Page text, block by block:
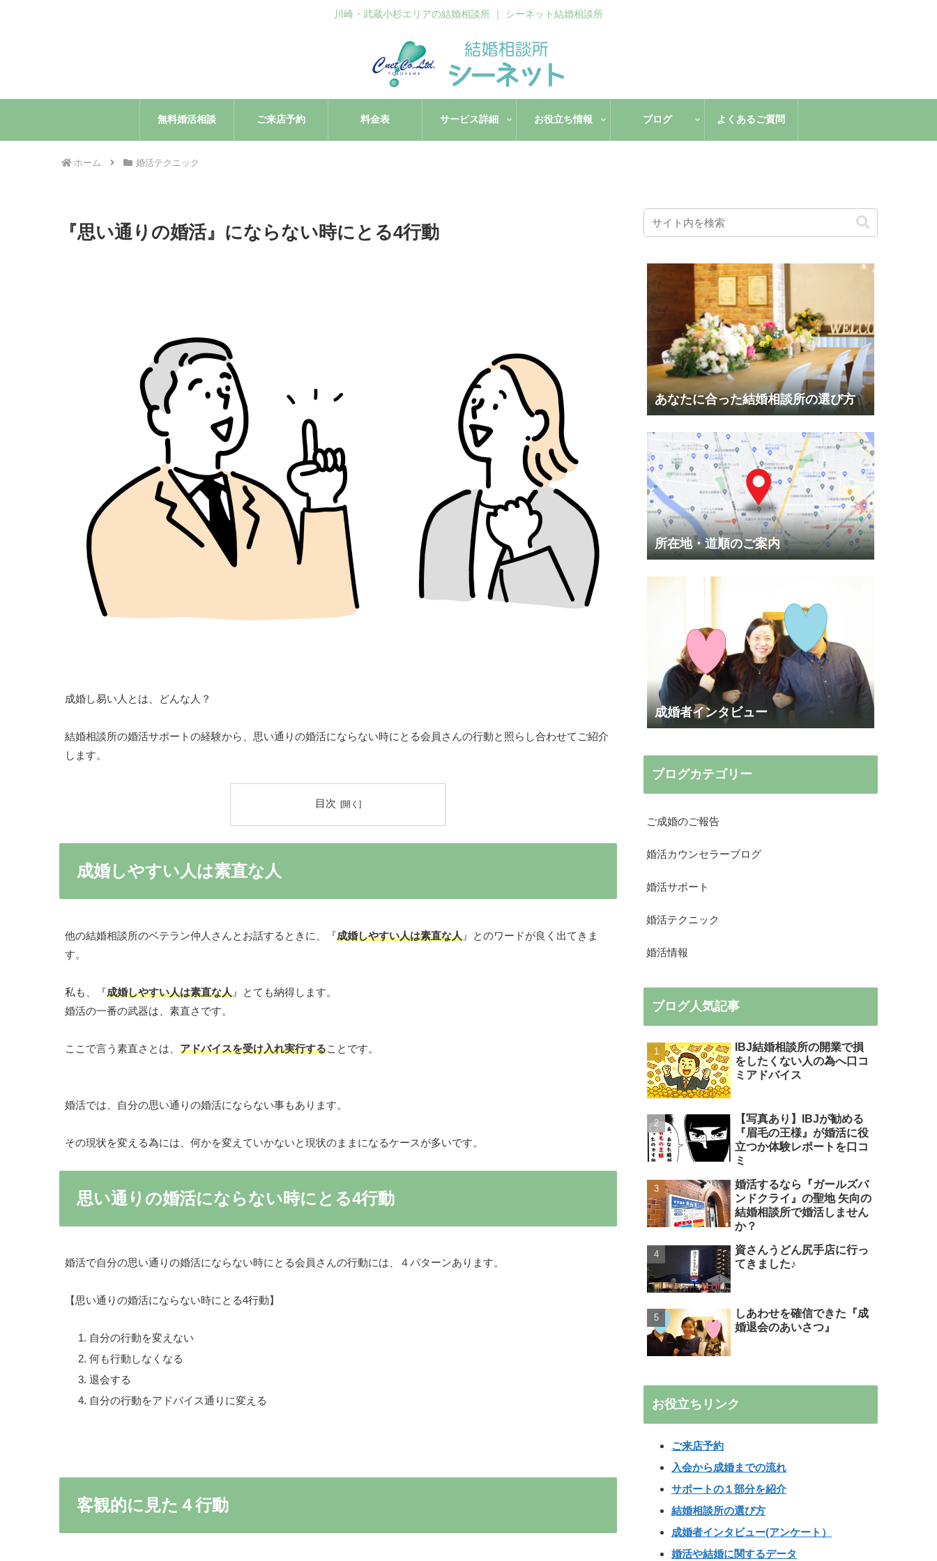
川崎・武蔵小杉エリアの結婚相談所 ｜ シーネット結婚相談所
無料婚活相談 ご来店予約 料金表 サービス詳細 お役立ち情報 ブログ よくあるご質問
ホーム 婚活テクニック
『思い通りの婚活』にならない時にとる4行動
成婚し易い人とは、どんな人？
結婚相談所の婚活サポートの経験から、思い通りの婚活にならない時にとる会員さんの行動と照らし合わせてご紹介
します。
目次
成婚しやすい人は素直な人
他の結婚相談所のベテラン仲人さんとお話するときに、『成婚しやすい人は素直な人』とのワードが良く出てきま
す。
私も、『成婚しやすい人は素直な人』とても納得します。
婚活の一番の武器は、素直さです。
ここで言う素直さとは、 アドバイスを受け入れ実行することです。
婚活では、自分の思い通りの婚活にならない事もあります。
その現状を変える為には、何かを変えていかないと現状のままになるケースが多いです。
思い通りの婚活にならない時にとる4行動
婚活で自分の思い通りの婚活にならない時にとる会員さんの行動には、４パターンあります。
【思い通りの婚活にならない時にとる4行動】
自分の行動を変えない
何も行動しなくなる
退会する
自分の行動をアドバイス通りに変える
客観的に見た４行動
あなたに合った結婚相談所の選び方
所在地・道順のご案内
成婚者インタビュー
ブログカテゴリー
ご成婚のご報告
婚活カウンセラーブログ
婚活サポート
婚活テクニック
婚活情報
ブログ人気記事
IBJ結婚相談所の開業で損
をしたくない人の為へ口コ
ミアドバイス
【写真あり】IBJが勧める
『眉毛の王様』が婚活に役
立つか体験レポートを口コ
ミ
婚活するなら『ガールズバ
ンドクライ』の聖地 矢向の
結婚相談所で婚活しません
か？
資さんうどん尻手店に行っ
てきました♪
しあわせを確信できた『成
婚退会のあいさつ』
お役立ちリンク
ご来店予約
入会から成婚までの流れ
サポートの１部分を紹介
結婚相談所の選び方
成婚者インタビュー(アンケート）
婚活や結婚に関するデータ